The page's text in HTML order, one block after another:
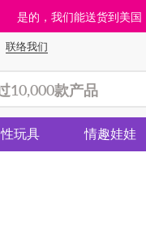
是的，我们能送货到美
联络我们
性玩具 情趣娃娃